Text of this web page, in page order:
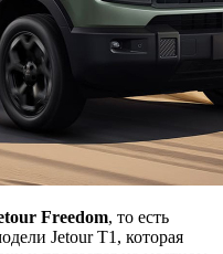
Freedom, то есть
Jetour T1, которая